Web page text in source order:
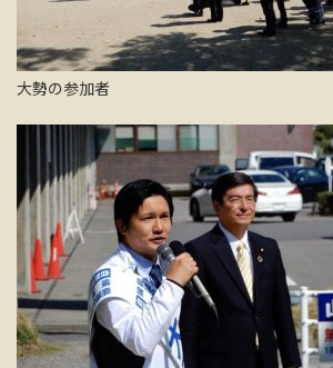
大勢の参加者